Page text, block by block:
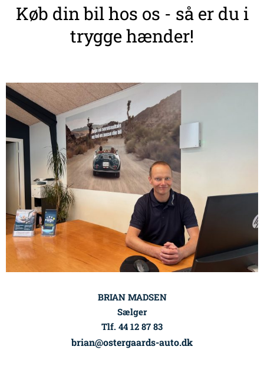
Køb din bil hos os - så er du i
trygge hænder!
BRIAN MADSEN
Sælger
Tlf. 44 12 87 83
brian@ostergaards-auto.dk